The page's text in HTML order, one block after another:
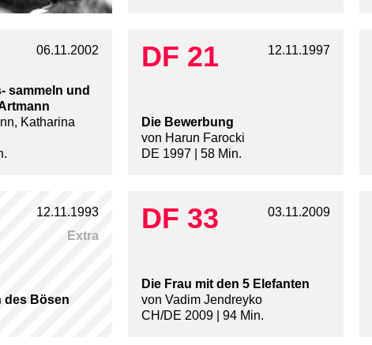
06.11.2002
sammeln und
Katharina
DF 21 12.11.1997
Die Bewerbung
von Harun Farocki
DE 1997 | 58 Min.
Extra
12.11.1993
des Bösen
DF 33 03.11.2009
Die Frau mit den 5 Elefanten
von Vadim Jendreyko
CH/DE 2009 | 94 Min.